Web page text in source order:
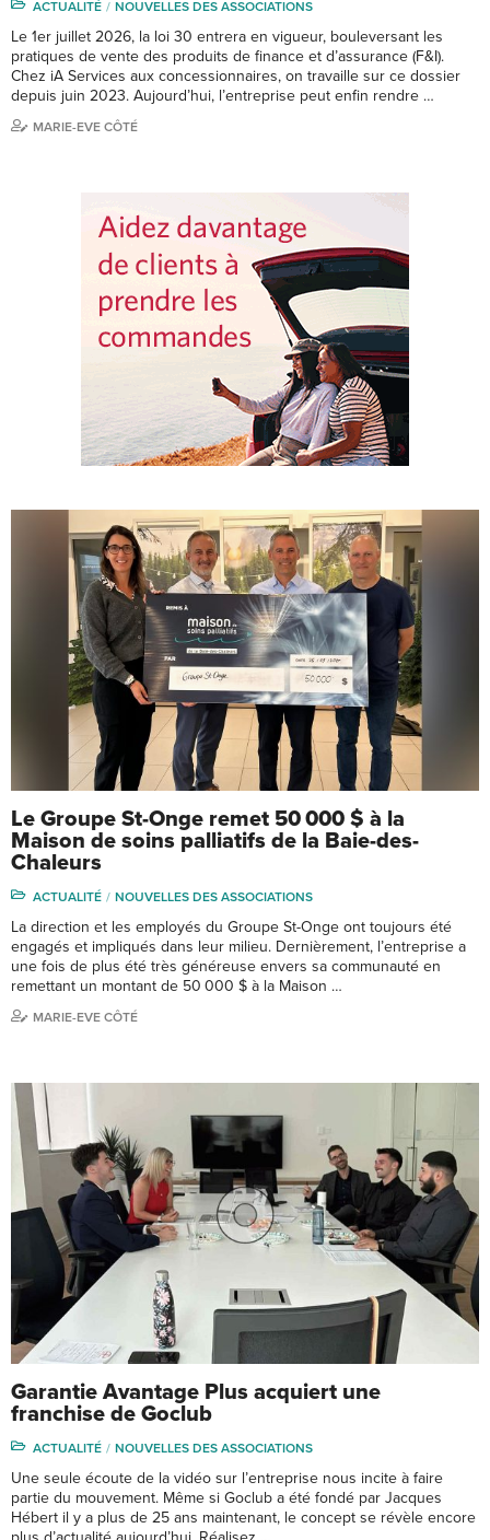
ACTUALITÉ NOUVELLES DES ASSOCIATIONS
Le 1er juillet 2026, la loi 30 entrera en vigueur, bouleversant les
pratiques de vente des produits de finance et d’assurance (F&I).
Chez iA Services aux concessionnaires, on travaille sur ce dossier
depuis juin 2023. Aujourd’hui, l’entreprise peut enfin rendre …
MARIE-EVE CÔTÉ
Le Groupe St-Onge remet 50 000 $ à la
Maison de soins palliatifs de la Baie-des-
Chaleurs
ACTUALITÉ NOUVELLES DES ASSOCIATIONS
La direction et les employés du Groupe St-Onge ont toujours été
engagés et impliqués dans leur milieu. Dernièrement, l’entreprise a
une fois de plus été très généreuse envers sa communauté en
remettant un montant de 50 000 $ à la Maison …
MARIE-EVE CÔTÉ
Garantie Avantage Plus acquiert une
franchise de Goclub
ACTUALITÉ NOUVELLES DES ASSOCIATIONS
Une seule écoute de la vidéo sur l’entreprise nous incite à faire
partie du mouvement. Même si Goclub a été fondé par Jacques
Hébert il y a plus de 25 ans maintenant, le concept se révèle encore